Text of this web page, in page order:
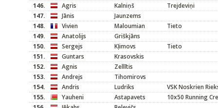
146.
Agris Kalniņš
Trejdeviņi
147.
Jānis
Jaunzems
148.
Vivien Maloumian
Tieto
149.
Anatolijs
Griškjāns
150.
Sergejs Kļimovs
Tieto
151.
Guntars
Krasovskis
152.
Agnis
Zellītis
153.
Andrejs
Tihomirovs
154.
Andris Ludriks
VSK Noskrien
155.
Yauheni Astapavets
10x50 Running